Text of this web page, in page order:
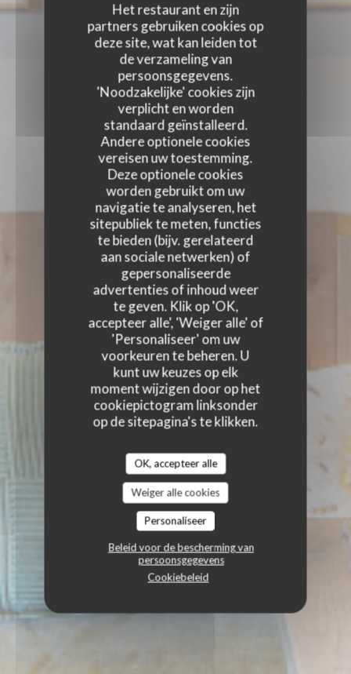
Het restaurant en zijn
partners gebruiken cookies op
deze site, wat kan leiden tot
de verzameling van
persoonsgegevens.
'Noodzakelijke' cookies zijn
verplicht en worden
standaard geïnstalleerd.
Andere optionele cookies
vereisen uw toestemming.
Deze optionele cookies
worden gebruikt om uw
navigatie te analyseren, het
sitepubliek te meten, functies
te bieden (bijv. gerelateerd
aan sociale netwerken) of
gepersonaliseerde
advertenties of inhoud weer
te geven. Klik op 'OK,
accepteer alle', 'Weiger alle' of
'Personaliseer' om uw
voorkeuren te beheren. U
kunt uw keuzes op elk
moment wijzigen door op het
cookiepictogram linksonder
op de sitepagina's te klikken.
OK, accepteer alle
Weiger alle cookies
Personaliseer
Beleid voor de bescherming van
persoonsgegevens
Cookiebeleid